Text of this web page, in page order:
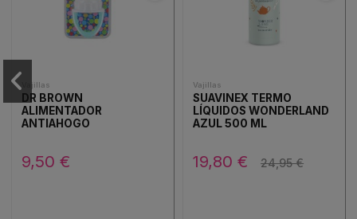
Vajillas
DR BROWN
ALIMENTADOR
ANTIAHOGO
9,50 €
Vajillas
SUAVINEX TERMO
LÍQUIDOS WONDERLAND
AZUL 500 ML
19,80 € 24,95 €